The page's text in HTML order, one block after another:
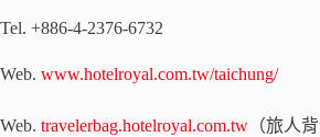
Tel. +886-4-2376-6732
Web. www.hotelroyal.com.tw/taichung/
Web. travelerbag.hotelroyal.com.tw （旅人